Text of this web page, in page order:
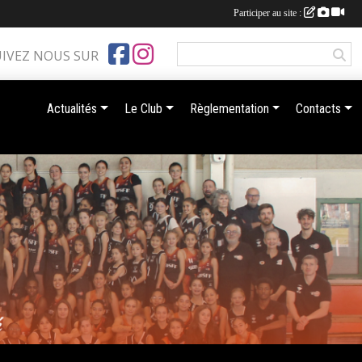
NOUS SUR
Actualités Le Club Règlementation Contacts
Participer au site :